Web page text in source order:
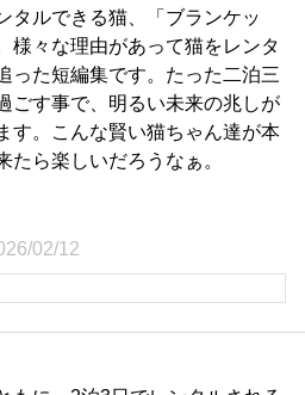
タルできる猫、「ブランケッ
様々な理由があって猫をレンタ
った短編集です。たった二泊三
ごす事で、明るい未来の兆しが
す。こんな賢い猫ちゃん達が本
たら楽しいだろうなぁ。
02/12